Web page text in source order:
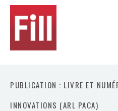
PUBLICATION : LIVRE ET
INNOVATIONS (ARL PACA)